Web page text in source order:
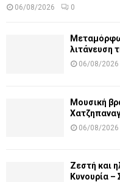
06/08/2026 0
λιτάνευση
06/08/2026
Μουσική
06/08/2026
Ζεστή και
Κυνουρία –